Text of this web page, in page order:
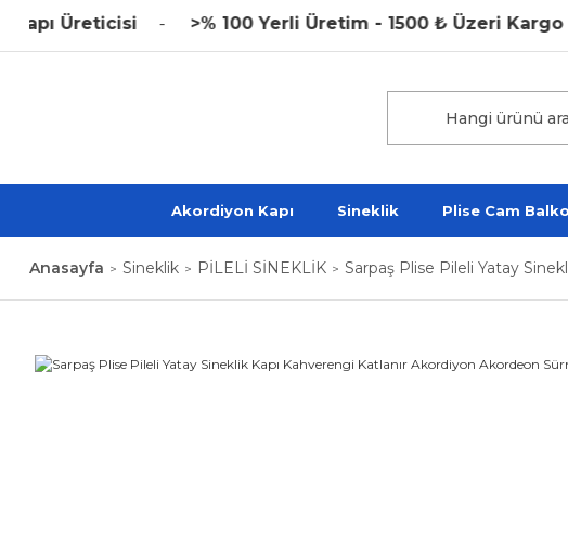
>% 100 Yerli Üretim - 1500 ₺ Üzeri Kargo
Akordiyon Kapı Sineklik Plise Cam
Anasayfa Sineklik PİLELİ SİNEKLİK Sarpaş Plise Pileli Yatay